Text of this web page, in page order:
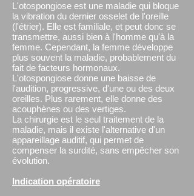
L'otospongiose est une maladie qui bloque
la vibration du dernier osselet de l'oreille
(l'étrier). Elle est familiale, et peut donc se
transmettre, aussi bien à l'homme qu'à la
femme. Cependant, la femme développe
plus souvent la maladie, probablement du
fait de facteurs hormonaux.
L'otospongiose donne une baisse de
l'audition, progressive, d'une ou des deux
oreilles. Plus rarement, elle donne des
acouphènes ou des vertiges.
La chirurgie est le seul traitement de la
maladie, mais il existe l'alternative d'un
appareillage auditif, qui permet de
compenser la surdité, sans empêcher son
évolution.
Indication opératoire